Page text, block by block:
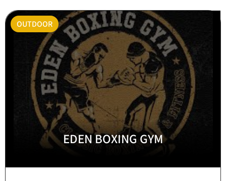
OUTDOOR
EDEN BOXING GYM